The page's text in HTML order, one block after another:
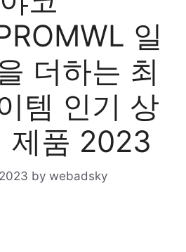
일
더하는 최
템 인기 상
제품 2023
by webadsky